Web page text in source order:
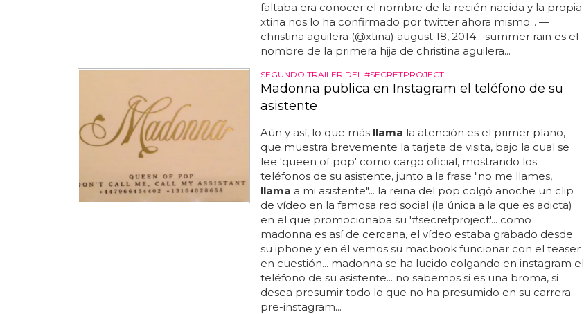
faltaba era conocer el nombre de la recién nacida y la propia
xtina nos lo ha confirmado por twitter ahora mismo... —
christina aguilera (@xtina) august 18, 2014... summer rain es el
nombre de la primera hija de christina aguilera...
SEGUNDO TRAILER DEL #SECRETPROJECT
Madonna publica en Instagram el teléfono de su
asistente
Aún y así, lo que más llama la atención es el primer plano,
que muestra brevemente la tarjeta de visita, bajo la cual se
lee 'queen of pop' como cargo oficial, mostrando los
teléfonos de su asistente, junto a la frase "no me llames,
llama a mi asistente"... la reina del pop colgó anoche un clip
de vídeo en la famosa red social (la única a la que es adicta)
en el que promocionaba su '#secretproject'... como
madonna es así de cercana, el vídeo estaba grabado desde
su iphone y en él vemos su macbook funcionar con el teaser
en cuestión... madonna se ha lucido colgando en instagram el
teléfono de su asistente... no sabemos si es una broma, si
desea presumir todo lo que no ha presumido en su carrera
pre-instagram...